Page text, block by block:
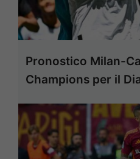
Pronostico Milan-
Champions per il